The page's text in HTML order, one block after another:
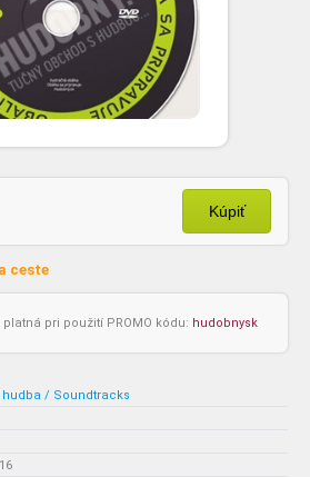
Kúpiť
ceste
pri použití PROMO kódu: hudobnysk
hudba / Soundtracks